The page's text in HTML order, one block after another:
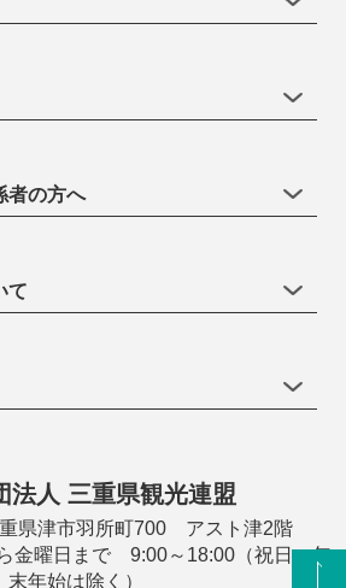
者の方へ
て
法人 三重県観光連盟
県津市羽所町700 アスト津2階
金曜日まで 9:00～18:00（祝日・年
末年始は除く）